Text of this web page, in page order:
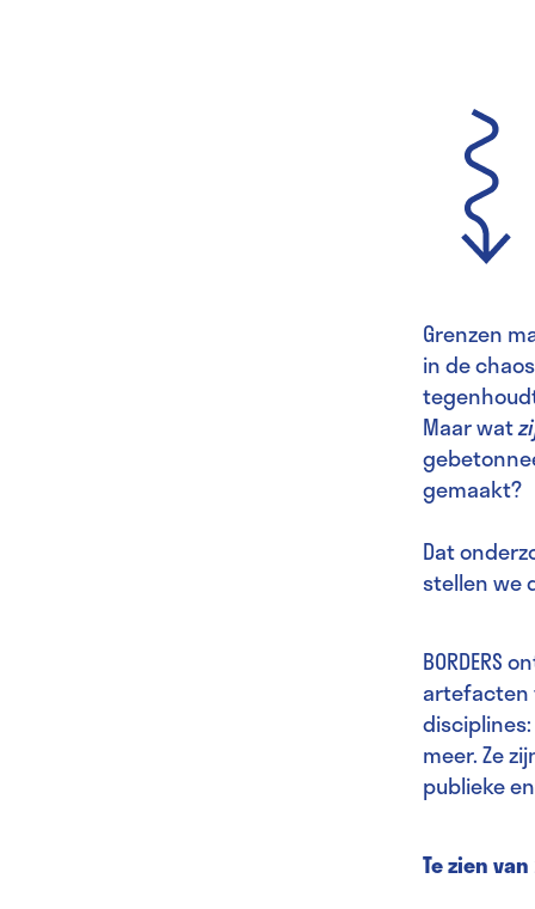
Grenzen
in de
Maar wat
gemaakt?
Dat
stellen we
artefacten
meer. Ze
publieke
Te zien